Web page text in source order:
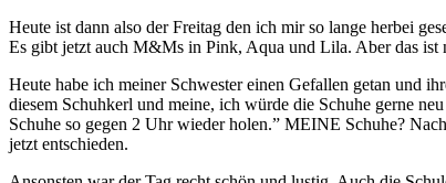
Heute ist dann also der Freitag den ich mir so lange herbei
Es gibt jetzt auch M&Ms in Pink, Aqua und Lila. Aber das ist
Heute habe ich meiner Schwester einen Gefallen getan und
diesem Schuhkerl und meine, ich würde die Schuhe gerne
Schuhe so gegen 2 Uhr wieder holen.” MEINE Schuhe?
jetzt entschieden.